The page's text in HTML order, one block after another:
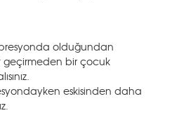
olduğundan
geçirmeden bir çocuk
eskisinden daha